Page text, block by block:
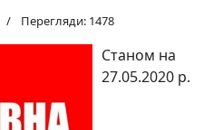
Перегляди: 1478
Станом на
27.05.2020 р.